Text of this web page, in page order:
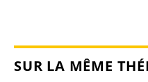
SUR LA MÊME